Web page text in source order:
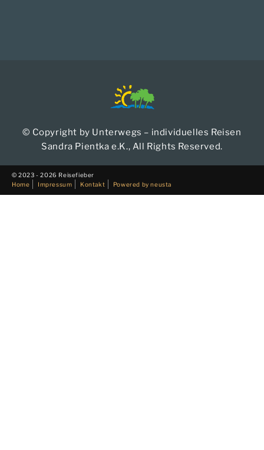
© Copyright by Unterwegs – individuelles Reisen
Sandra Pientka e.K., All Rights Reserved.
© 2023 - 2026 Reisefieber
Home
Impressum Kontakt Powered by neusta